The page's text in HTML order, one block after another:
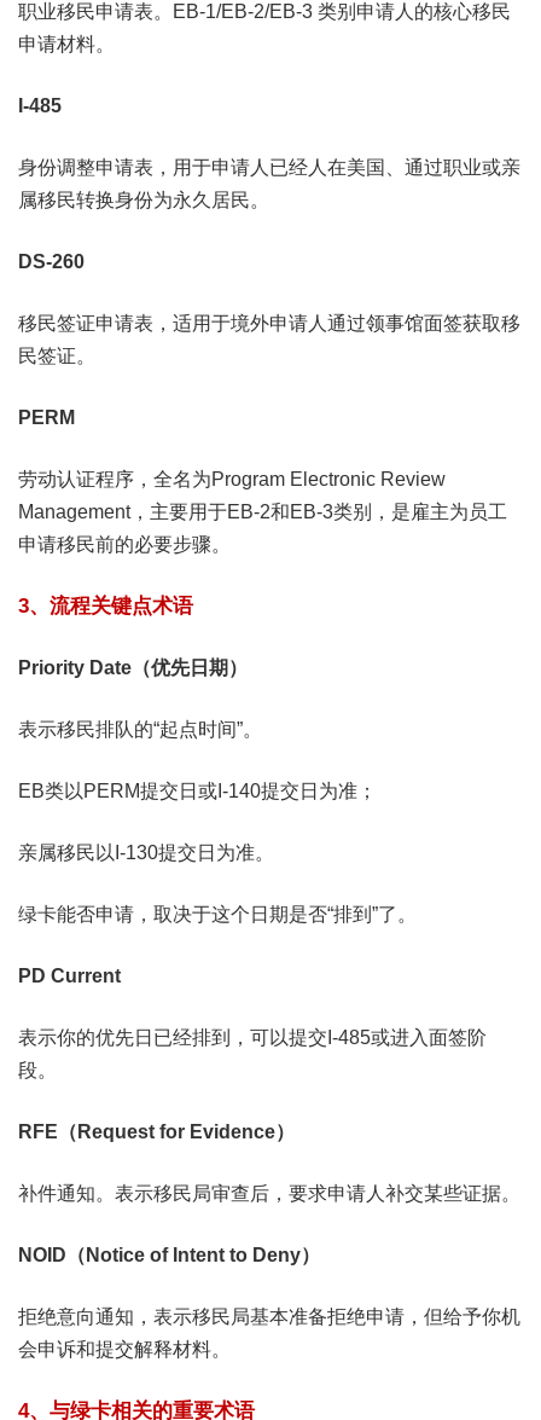
职业移民申请表。EB-1/EB-2/EB-3 类别申请人的核心移民
申请材料。
I-485
身份调整申请表，用于申请人已经人在美国、通过职业或亲
属移民转换身份为永久居民。
DS-260
移民签证申请表，适用于境外申请人通过领事馆面签获取移
民签证。
PERM
劳动认证程序，全名为Program Electronic Review
Management，主要用于EB-2和EB-3类别，是雇主为员工
申请移民前的必要步骤。
3、流程关键点术语
Priority Date（优先日期）
表示移民排队的“起点时间”。
EB类以PERM提交日或I-140提交日为准；
亲属移民以I-130提交日为准。
绿卡能否申请，取决于这个日期是否“排到”了。
PD Current
表示你的优先日已经排到，可以提交I-485或进入面签阶
段。
RFE（Request for Evidence）
补件通知。表示移民局审查后，要求申请人补交某些证据。
NOID（Notice of Intent to Deny）
拒绝意向通知，表示移民局基本准备拒绝申请，但给予你机
会申诉和提交解释材料。
4、与绿卡相关的重要术语